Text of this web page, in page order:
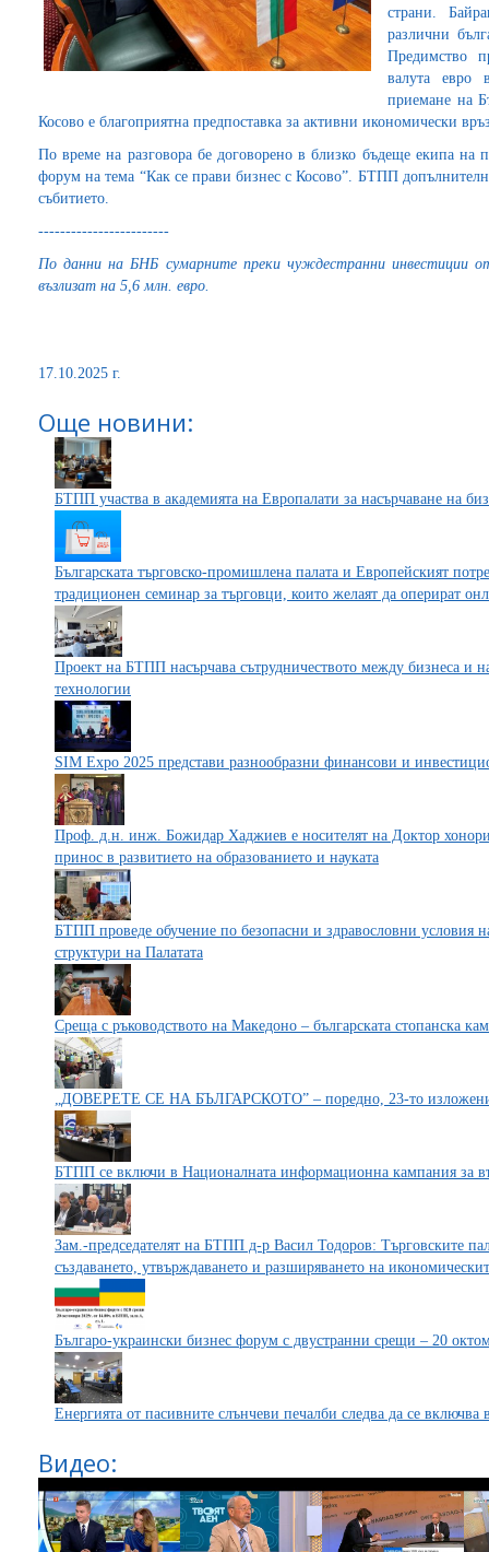
страни.
различни
Предимство
валута евро
приемане на
Косово е благоприятна предпоставка за активни икономически
По време на разговора бе договорено в близко бъдеще екипа на
форум на тема “Как се прави бизнес с Косово”. БТПП
събитието.
------------------------
По данни на БНБ сумарните преки чуждестранни инвестиции
възлизат на 5,6 млн. евро.
17.10.2025 г.
Още новини:
БТПП участва в академията на Европалати за насърчаване на
Българската търговско-промишлена палата и Европейският
традиционен семинар за търговци, които желаят да оперират
Проект на БТПП насърчава сътрудничеството между бизнеса и
технологии
SIM Expo 2025 представи разнообразни финансови и
Проф. д.н. инж. Божидар Хаджиев е носителят на Доктор
принос в развитието на образованието и науката
БТПП проведе обучение по безопасни и здравословни условия
структури на Палатата
Среща с ръководството на Македоно – българската стопанска
„ДОВЕРЕТЕ СЕ НА БЪЛГАРСКОТО” – поредно, 23-то изложение
БТПП се включи в Националната информационна кампания за
Зам.-председателят на БТПП д-р Васил Тодоров: Търговските
създаването, утвърждаването и разширяването на
Българо-украински бизнес форум с двустранни срещи – 20
Енергията от пасивните слънчеви печалби следва да се
Видео: